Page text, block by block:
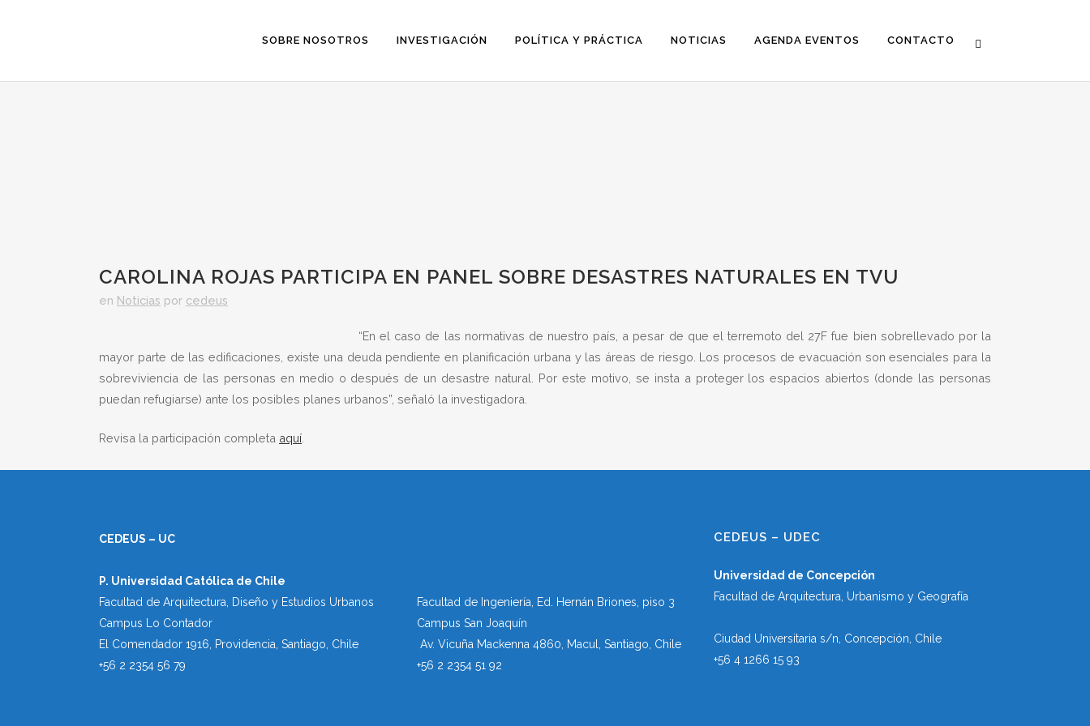
SOBRE NOSOTROS INVESTIGACIÓN POLÍTICA Y PRÁCTICA NOTICIAS AGENDA EVENTOS CONTACTO
CAROLINA ROJAS PARTICIPA EN PANEL SOBRE DESASTRES NATURALES EN TVU
en Noticias por cedeus
“En el caso de las normativas de nuestro país, a pesar de que el terremoto del 27F fue bien sobrellevado por la
mayor parte de las edificaciones, existe una deuda pendiente en planificación urbana y las áreas de riesgo. Los procesos de evacuación son esenciales para la
sobreviviencia de las personas en medio o después de un desastre natural. Por este motivo, se insta a proteger los espacios abiertos (donde las personas
puedan refugiarse) ante los posibles planes urbanos”, señaló la investigadora.
Revisa la participación completa aquí
CEDEUS – UC
P. Universidad Católica de Chile
Facultad de Arquitectura, Diseño y Estudios Urbanos
Campus Lo Contador
El Comendador 1916, Providencia, Santiago, Chile
+56 2 2354 56 79
Facultad de Ingeniería, Ed. Hernán Briones, piso 3
Campus San Joaquín
Av. Vicuña Mackenna 4860, Macul
, Santiago, Chile
+56 2 2354 51 92
CEDEUS – UDEC
Universidad de Concepción
Facultad de Arquitectura, Urbanismo y Geografía
Ciudad Universitaria s/n, Concepción, Chile
+56 4 1266 15 93